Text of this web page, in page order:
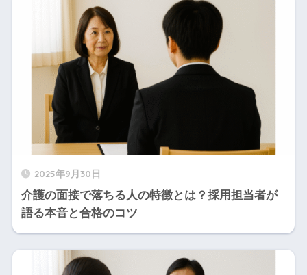
2025年9月30日
介護の面接で落ちる人の特徴とは？採用担当者が
語る本音と合格のコツ